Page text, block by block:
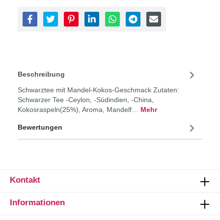
Beschreibung
Schwarztee mit Mandel-Kokos-Geschmack Zutaten:
Schwarzer Tee -Ceylon, -Südindien, -China,
Kokosraspeln(25%), Aroma, Mandelf… Mehr
Bewertungen
Kontakt
Informationen